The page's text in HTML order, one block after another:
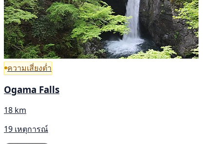
ความเสี่ยงต่ำ
Ogama Falls
18 km
19 เหตุการณ์